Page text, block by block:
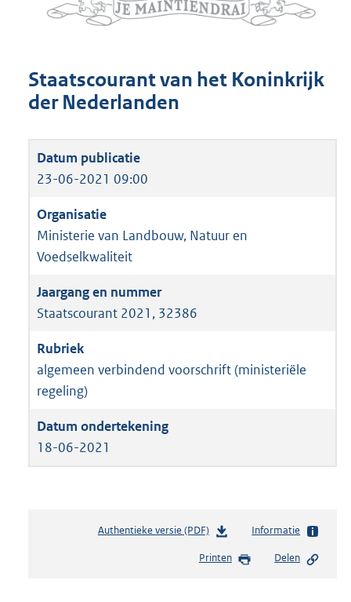
Staatscourant van het Koninkrijk
der Nederlanden
23-06-2021 09:00
Ministerie van Landbouw, Natuur en
Voedselkwaliteit
Staatscourant 2021, 32386
algemeen verbindend voorschrift (ministeriële
regeling)
18-06-2021
Authentieke versie (PDF)b
s
Informatie
Printen Delen